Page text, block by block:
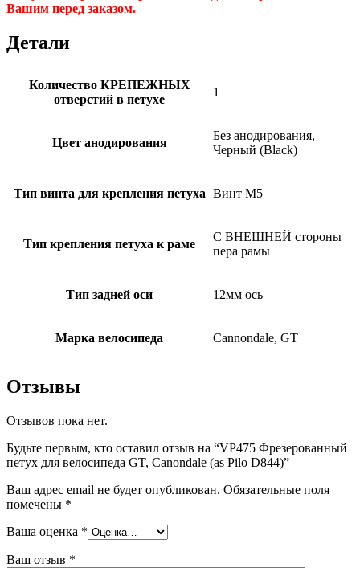
Вашим перед заказом.
Детали
Количество КРЕПЕЖНЫХ
отверстий в петухе
1
Цвет анодирования
Без анодирования,
Черный (Black)
Тип винта для крепления петуха Винт M5
Тип крепления петуха к раме
С ВНЕШНЕЙ стороны
пера рамы
Тип задней оси 12мм ось
Марка велосипеда Cannondale, GT
Отзывы
Отзывов пока нет.
Будьте первым, кто оставил отзыв на “VP475 Фрезерованный
петух для велосипеда GT, Canondale (as Pilo D844)”
Ваш адрес email не будет опубликован. Обязательные поля
помечены *
Ваша оценка *
Ваш отзыв *